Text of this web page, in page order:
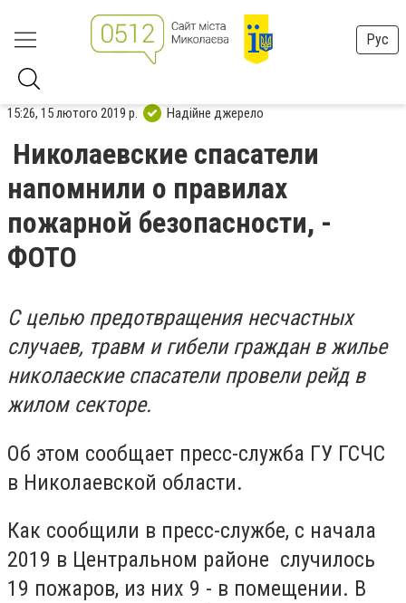
Рус
15:26, 15 лютого 2019 р. Надійне джерело
Николаевские спасатели
напомнили о правилах
пожарной безопасности, -
ФОТО
С целью предотвращения несчастных
случаев, травм и гибели граждан в жилье
николаеские спасатели провели рейд в
жилом секторе.
Об этом сообщает пресс-служба ГУ ГСЧС
в Николаевской области.
Как сообщили в пресс-службе, с начала
2019 в Центральном районе случилось
19 пожаров, из них 9 - в помещении. В